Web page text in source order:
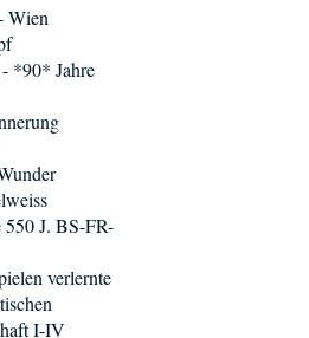
Wien
*90* Jahre
550 J. BS-FR-
verlernte
I-IV